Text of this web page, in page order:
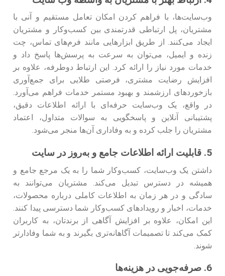
وب‌سایت‌ها، با فراهم کردن امکان تعامل مستقیم و آنی با
مشتریان، پل ارتباطی قدرتمندی بین کسب‌وکار و مشتریان
ایجاد می‌کنند. از طریق ابزارهایی مانند فرم‌های تماس، چت
زنده و ایمیل، می‌توان به سرعت به پرسش‌ها پاسخ داد و
خدمات مورد نیاز را ارائه کرد. این ارتباط دوطرفه، علاوه بر
افزایش رضایت مشتری، فرصتی طلایی برای جمع‌آوری
بازخوردهای ارزشمند و بهبود مستمر خدمات فراهم می‌آورد.
در واقع، یک وب‌سایت حرفه‌ای با ارائه اطلاعات دقیق،
پشتیبانی آنلاین و پاسخگویی به سوالات متداول، اعتماد
مشتریان را جلب کرده و به وفاداری آن‌ها منجر می‌شود.
5. قابلیت ارائه اطلاعات جامع و به‌روز در سایت
داشتن یک وب‌سایت، کسب‌وکار شما را به یک مرجع جامع و
همیشه در دسترس تبدیل می‌کند. مشتریان می‌توانند به
سادگی و در هر زمان به اطلاعات کاملی درباره محصولات،
خدمات، اخبار و رویدادهای کسب‌وکار شما دسترسی پیدا کنند.
این امکان، علاوه بر افزایش آگاهی از برندتان، به کاربران
کمک می‌کند تا تصمیمات آگاهانه‌تری بگیرند و به شما وفادارتر
شوند.
6. صرفه‌جویی در هزینه‌ها